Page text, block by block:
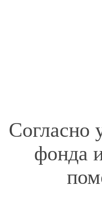
Согласно
фонда